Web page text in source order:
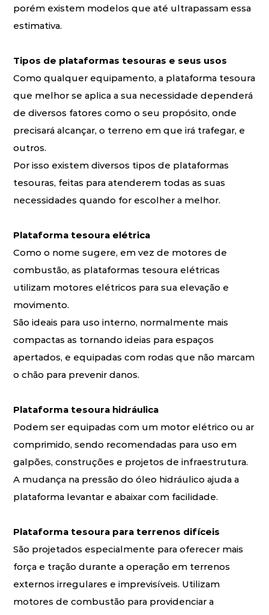
porém existem modelos que até ultrapassam essa
estimativa.
Tipos de plataformas tesouras e seus usos
Como qualquer equipamento, a plataforma tesoura
que melhor se aplica a sua necessidade dependerá
de diversos fatores como o seu propósito, onde
precisará alcançar, o terreno em que irá trafegar, e
outros.
Por isso existem diversos tipos de plataformas
tesouras, feitas para atenderem todas as suas
necessidades quando for escolher a melhor.
Plataforma tesoura elétrica
Como o nome sugere, em vez de motores de
combustão, as plataformas tesoura elétricas
utilizam motores elétricos para sua elevação e
movimento.
São ideais para uso interno, normalmente mais
compactas as tornando ideias para espaços
apertados, e equipadas com rodas que não marcam
o chão para prevenir danos.
Plataforma tesoura hidráulica
Podem ser equipadas com um motor elétrico ou ar
comprimido, sendo recomendadas para uso em
galpões, construções e projetos de infraestrutura.
A mudança na pressão do óleo hidráulico ajuda a
plataforma levantar e abaixar com facilidade.
Plataforma tesoura para terrenos difíceis
São projetados especialmente para oferecer mais
força e tração durante a operação em terrenos
externos irregulares e imprevisíveis. Utilizam
motores de combustão para providenciar a